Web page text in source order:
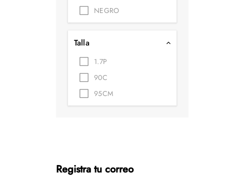
NEGRO
Talla
1.7P
90C
95CM
Registra tu correo